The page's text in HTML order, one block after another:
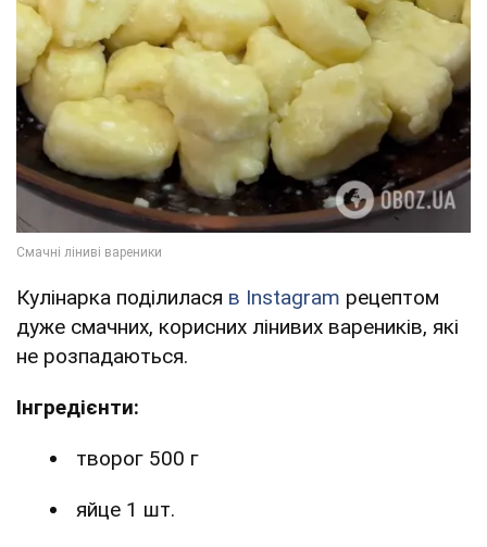
Кулінарка поділилася в Instagram рецептом
дуже смачних, корисних лінивих вареників, які
не розпадаються.
Інгредієнти:
творог 500 г
яйце 1 шт.